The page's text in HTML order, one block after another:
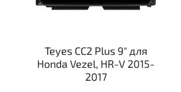
Teyes CC2 Plus 9" для
Honda Vezel, HR-V 2015-
2017